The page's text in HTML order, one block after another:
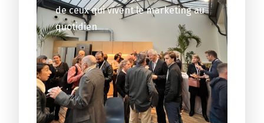
de ceux qui vivent le marketing au
quotidien